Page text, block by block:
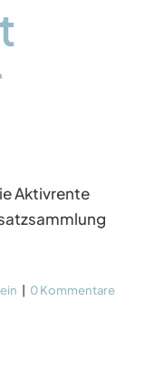
Aktivrente
0 Kommentare